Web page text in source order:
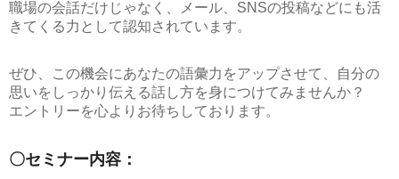
職場の会話だけじゃなく、メール、SNSの投稿などにも活
きてくる力として認知されています。
ぜひ、この機会にあなたの語彙力をアップさせて、自分の
思いをしっかり伝える話し方を身につけてみませんか？
エントリーを心よりお待ちしております。
〇セミナー内容：